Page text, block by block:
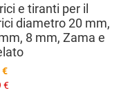
e tiranti per il
diametro 20 mm,
8 mm, Zama e
€
€